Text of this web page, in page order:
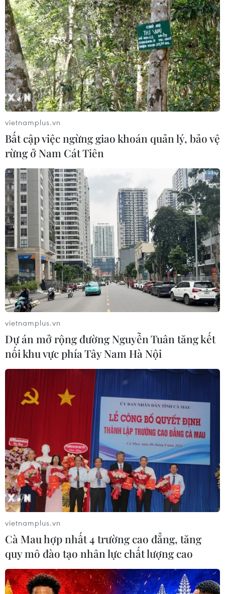
vietnamplus.vn
Bất cập việc ngừng giao khoán quản lý, bảo vệ
rừng ở Nam Cát Tiên
vietnamplus.vn
Dự án mở rộng đường Nguyễn Tuân tăng kết
nối khu vực phía Tây Nam Hà Nội
vietnamplus.vn
Cà Mau hợp nhất 4 trường cao đẳng, tăng
quy mô đào tạo nhân lực chất lượng cao